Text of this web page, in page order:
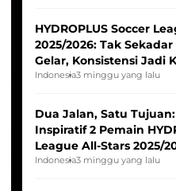
HYDROPLUS Soccer
2025/2026: Tak
Gelar, Konsistensi Jadi
Indonesia3 minggu yang lalu
Dua Jalan, Satu
Inspiratif 2 Pemain
League All-Stars 2025/
Seleksi Timnas
Indonesia3 minggu yang lalu